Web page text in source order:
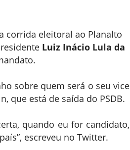
corrida eleitoral ao Planalto
Luiz Inácio Lula da
sobre quem será o seu vice
que está de saída do PSDB.
quando eu for candidato,
escreveu no Twitter.